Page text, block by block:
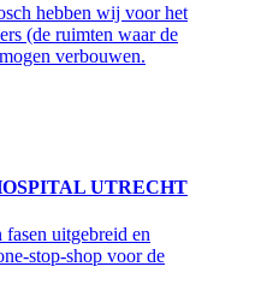
hebben wij voor het
(de ruimten waar de
verbouwen.
UTRECHT
uitgebreid en
stop-shop voor de